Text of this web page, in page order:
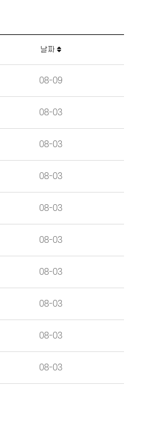
날짜
08-09
08-03
08-03
08-03
08-03
08-03
08-03
08-03
08-03
08-03